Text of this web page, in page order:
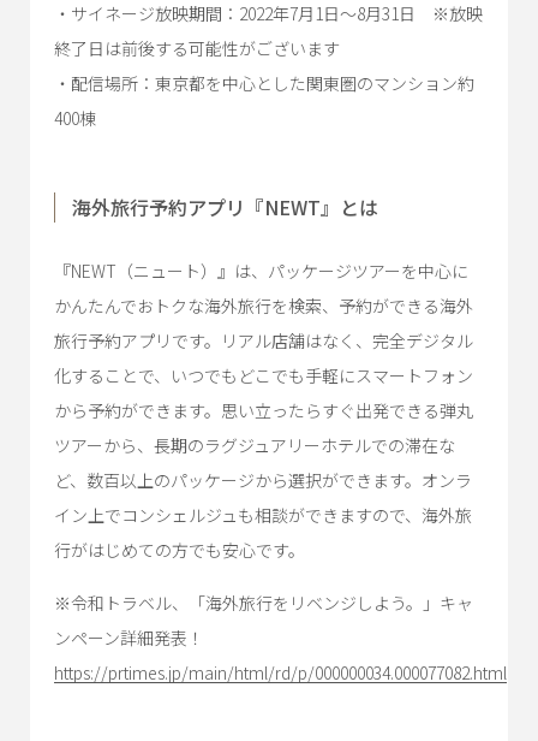
・サイネージ放映期間：2022年7月1日〜8月31日 ※放映
終了日は前後する可能性がございます
・配信場所：東京都を中心とした関東圏のマンション約
400棟
海外旅行予約アプリ『NEWT』とは
『NEWT（ニュート）』は、パッケージツアーを中心に
かんたんでおトクな海外旅行を検索、予約ができる海外
旅行予約アプリです。リアル店舗はなく、完全デジタル
化することで、いつでもどこでも手軽にスマートフォン
から予約ができます。思い立ったらすぐ出発できる弾丸
ツアーから、長期のラグジュアリーホテルでの滞在な
ど、数百以上のパッケージから選択ができます。オンラ
イン上でコンシェルジュも相談ができますので、海外旅
行がはじめての方でも安心です。
※令和トラベル、「海外旅行をリベンジしよう。」キャ
ンペーン詳細発表！
https://prtimes.jp/main/html/rd/p/000000034.000077082.html